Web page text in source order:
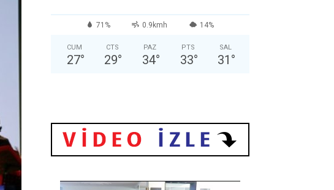
71% 0.9kmh 14%
CUM
27°
CTS
29°
PAZ
34°
PTS
33°
SAL
31 °